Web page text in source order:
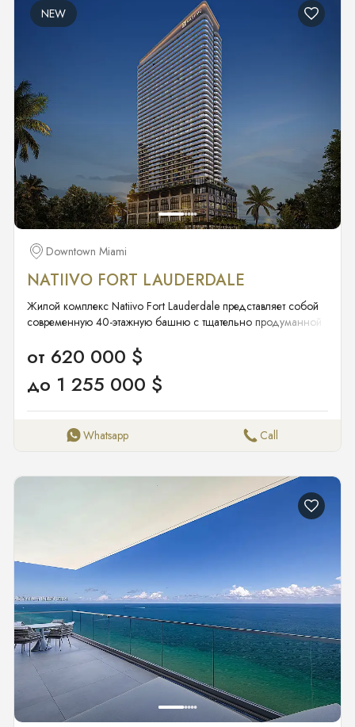
NEW
Downtown Miami
NATIIVO FORT LAUDERDALE
Жилой комплекс Natiivo Fort Lauderdale представляет собой
современную 40-этажную башню с тщательно продуманной
от 620 000 $
до 1 255 000 $
Whatsapp Call